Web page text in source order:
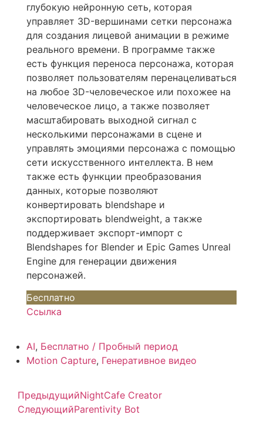
глубокую нейронную сеть, которая
управляет 3D-вершинами сетки персонажа
для создания лицевой анимации в режиме
реального времени. В программе также
есть функция переноса персонажа, которая
позволяет пользователям перенацеливаться
на любое 3D-человеческое или похожее на
человеческое лицо, а также позволяет
масштабировать выходной сигнал с
несколькими персонажами в сцене и
управлять эмоциями персонажа с помощью
сети искусственного интеллекта. В нем
также есть функции преобразования
данных, которые позволяют
конвертировать blendshape и
экспортировать blendweight, а также
поддерживает экспорт-импорт с
Blendshapes for Blender и Epic Games Unreal
Engine для генерации движения
персонажей.
Бесплатно
Ссылка
AI, Бесплатно / Пробный период
Motion Capture, Генеративное видео
ПредыдущийNightCafe Creator
СледующийParentivity Bot